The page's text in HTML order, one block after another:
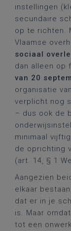
instellingen
secundaire
op te richten.
Vlaamse
sociaal
dan alleen op
van 20
organisatie
verplicht nog
– dus ook de
minimaal
de oprichting
(art. 14, § 1
Aangezien
elkaar
dat er in je
is. Maar
tot een